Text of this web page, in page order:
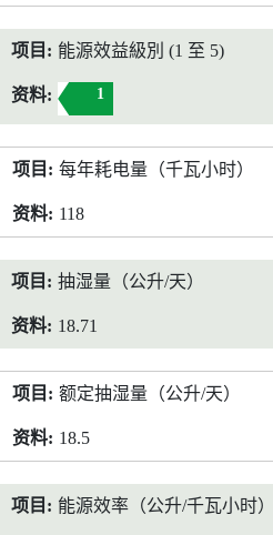
能源效益級別 (1 至 5)
1
每年耗电量（千瓦小时）
118
抽湿量（公升/天）
18.71
额定抽湿量（公升/天）
18.5
能源效率（公升/千瓦小时）